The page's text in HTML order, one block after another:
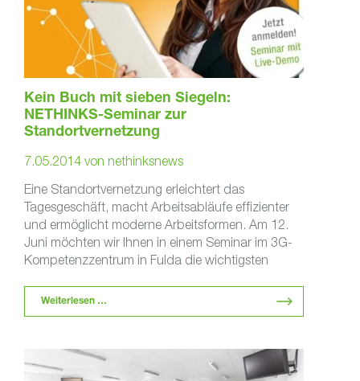
Kein Buch mit sieben Siegeln:
NETHINKS-Seminar zur
Standortvernetzung
7.05.2014 von nethinksnews
Eine Standortvernetzung erleichtert das
Tagesgeschäft, macht Arbeitsabläufe effizienter
und ermöglicht moderne Arbeitsformen. Am 12.
Juni möchten wir Ihnen in einem Seminar im 3G-
Kompetenzzentrum in Fulda die wichtigsten
Weiterlesen …